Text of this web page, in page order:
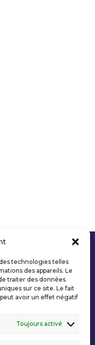
technologies telles
des appareils. Le
traiter des données
sur ce site. Le fait
avoir un effet négatif
Toujours activé